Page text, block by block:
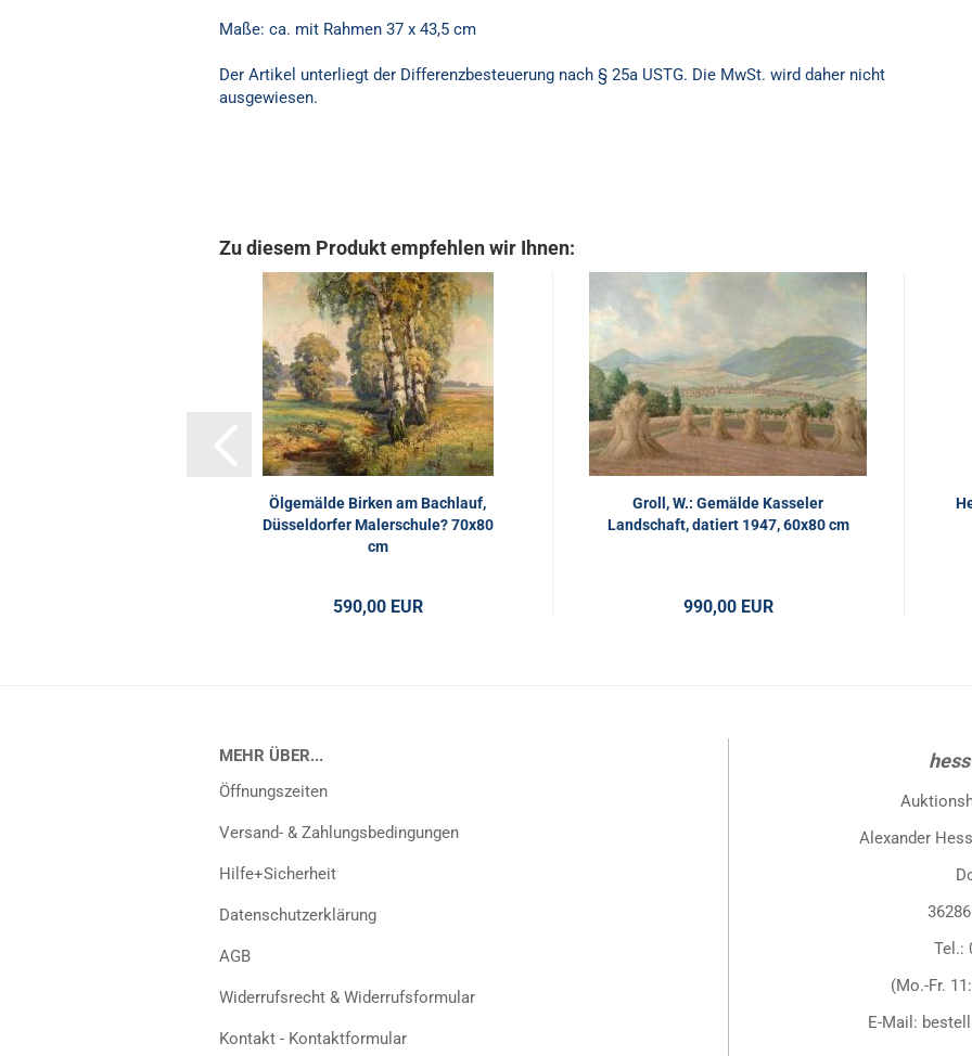
Maße: ca. mit Rahmen 37 x 43,5 cm
Der Artikel unterliegt der Differenzbesteuerung nach § 25a USTG. Die MwSt. wird daher nicht
ausgewiesen.
Zu diesem Produkt empfehlen wir Ihnen:
Ölgemälde Birken am Bachlauf,
Düsseldorfer Malerschule? 70x80
cm
590,00 EUR
Groll, W.: Gemälde Kasseler
Landschaft, datiert 1947, 60x80 cm
990,00 EUR
MEHR ÜBER...
Öffnungszeiten
Versand- & Zahlungsbedingungen
Hilfe+Sicherheit
Datenschutzerklärung
AGB
Widerrufsrecht & Widerrufsformular
Kontakt - Kontaktformular
Alexander
Tel.:
(Mo.-Fr.
E-Mail: